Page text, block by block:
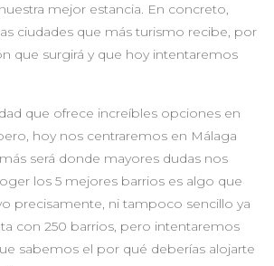
mejor estancia. En concreto,
ciudades que más turismo recibe, por
que surgirá y que hoy intentaremos
que ofrece increíbles opciones en
hoy nos centraremos en Málaga
será donde mayores dudas nos
los 5 mejores barrios es algo que
precisamente, ni tampoco sencillo ya
con 250 barrios, pero intentaremos
sabemos el por qué deberías alojarte